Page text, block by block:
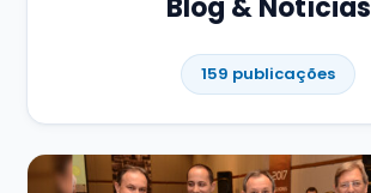
Blog & Notícias
159 publicações